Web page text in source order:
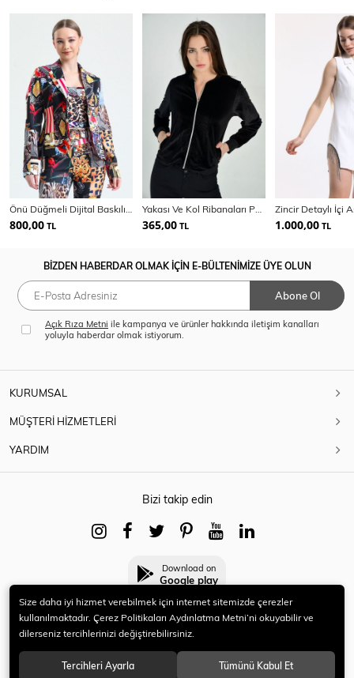
800,00 TL 365,00 TL 1.000,00 TL
BİZDEN HABERDAR OLMAK İÇİN E-BÜLTENİMİZE ÜYE OLUN
Abone Ol
Açık Rıza Metni ile kampanya ve ürünler hakkında iletişim kanalları
yoluyla haberdar olmak istiyorum.
KURUMSAL
MÜŞTERİ HİZMETLERİ
YARDIM
Bizi takip edin
Download on
Google play
© 2021 HERYENİ. Tüm hakları saklıdır.
Size daha iyi hizmet verebilmek için internet sitemizde çerezler
kullanılmaktadır. Çerez Politikaları Aydınlatma Metni’ni okuyabilir ve
dilerseniz tercihlerinizi değiştirebilirsiniz.
Tercihleri Ayarla Tümünü Kabul Et